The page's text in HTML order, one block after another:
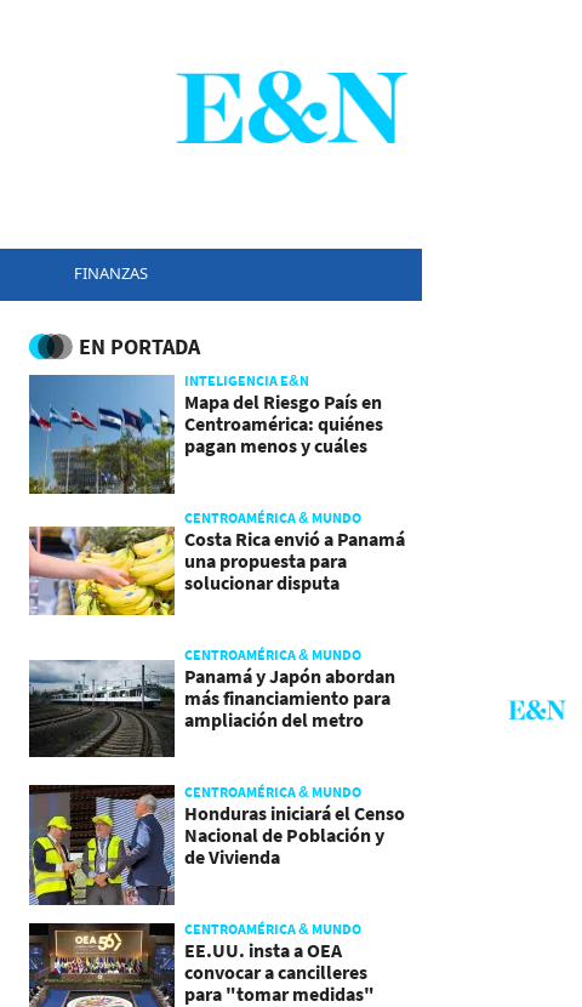
FINANZAS
EN PORTADA
INTELIGENCIA E&N
Mapa del Riesgo País en
Centroamérica: quiénes
pagan menos y cuáles
CENTROAMÉRICA & MUNDO
Costa Rica envió a Panamá
una propuesta para
solucionar disputa
CENTROAMÉRICA & MUNDO
Panamá y Japón abordan
más financiamiento para
ampliación del metro
CENTROAMÉRICA & MUNDO
Honduras iniciará el Censo
Nacional de Población y
de Vivienda
CENTROAMÉRICA & MUNDO
EE.UU. insta a OEA
convocar a cancilleres
para "tomar medidas"